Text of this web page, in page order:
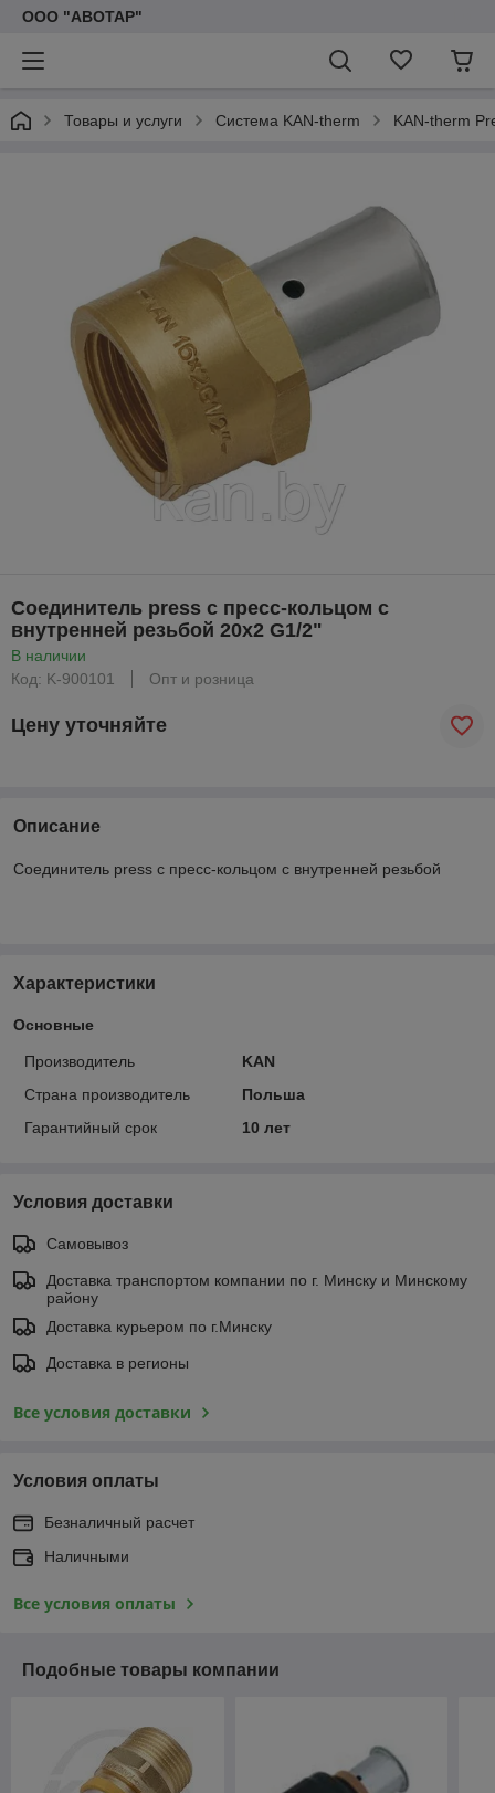
ООО "АВОТАР"
Товары и услуги Система KAN-therm KAN-therm
Соединитель press с пресс-кольцом с
внутренней резьбой 20x2 G1/2"
В наличии
Код: K-900101
Опт и розница
Цену уточняйте
Описание
Соединитель press с пресс-кольцом с внутренней резьбой
Характеристики
Основные
Производитель
KAN
Страна производитель
Польша
Гарантийный срок
10 лет
Условия доставки
Самовывоз
Доставка транспортом компании по г. Минску и Минскому
району
Доставка курьером по г.Минску
Доставка в регионы
Все условия доставки
Условия оплаты
Безналичный расчет
Наличными
Все условия оплаты
Подобные товары компании